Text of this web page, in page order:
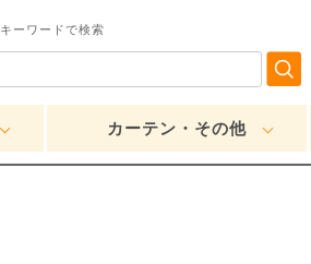
キーワードで検索
カーテン・その他